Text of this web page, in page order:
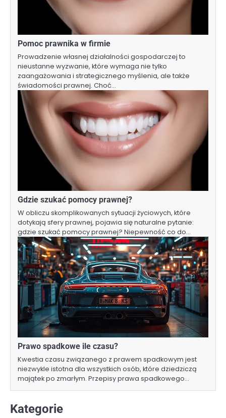
Pomoc prawnika w firmie
Prowadzenie własnej działalności gospodarczej to
nieustanne wyzwanie, które wymaga nie tylko
zaangażowania i strategicznego myślenia, ale także
świadomości prawnej. Choć…
Gdzie szukać pomocy prawnej?
W obliczu skomplikowanych sytuacji życiowych, które
dotykają sfery prawnej, pojawia się naturalne pytanie:
gdzie szukać pomocy prawnej? Niepewność co do…
Prawo spadkowe ile czasu?
Kwestia czasu związanego z prawem spadkowym jest
niezwykle istotna dla wszystkich osób, które dziedziczą
majątek po zmarłym. Przepisy prawa spadkowego…
Kategorie